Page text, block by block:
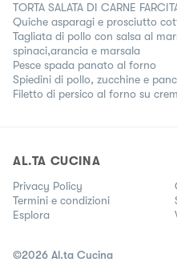
TORTA SALATA DI CARNE
Quiche asparagi e prosciutto
Tagliata di pollo con salsa al
spinaci,arancia e marsala
Pesce spada panato al forno
Spiedini di pollo, zucchine e
Filetto di persico al forno su
AL.TA CUCINA
Privacy Policy
Termini e condizioni
Esplora
©2026 Al.ta Cucina